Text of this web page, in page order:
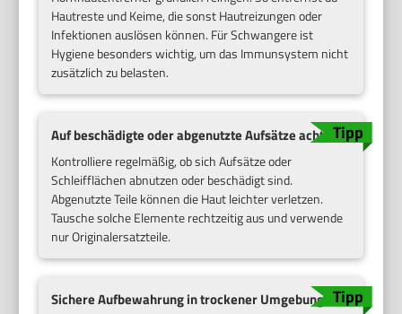
Hautreste und Keime, die sonst Hautreizungen oder
Infektionen auslösen können. Für Schwangere ist
Hygiene besonders wichtig, um das Immunsystem nicht
zusätzlich zu belasten.
Auf beschädigte oder abgenutzte Aufsätze achten
Kontrolliere regelmäßig, ob sich Aufsätze oder
Schleifflächen abnutzen oder beschädigt sind.
Abgenutzte Teile können die Haut leichter verletzen.
Tausche solche Elemente rechtzeitig aus und verwende
nur Originalersatzteile.
Sichere Aufbewahrung in trockener Umgebung